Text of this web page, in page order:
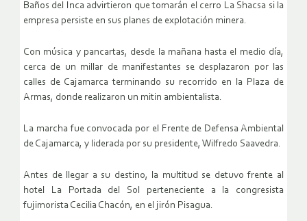
Baños del Inca advirtieron que tomarán el cerro La Shacsa si la
empresa persiste en sus planes de explotación minera.
Con música y pancartas, desde la mañana hasta el medio día,
cerca de un millar de manifestantes se desplazaron por las
calles de Cajamarca terminando su recorrido en la Plaza de
Armas, donde realizaron un mitin ambientalista.
La marcha fue convocada por el Frente de Defensa Ambiental
de Cajamarca, y liderada por su presidente, Wilfredo Saavedra.
Antes de llegar a su destino, la multitud se detuvo frente al
hotel La Portada del Sol perteneciente a la congresista
fujimorista Cecilia Chacón, en el jirón Pisagua.